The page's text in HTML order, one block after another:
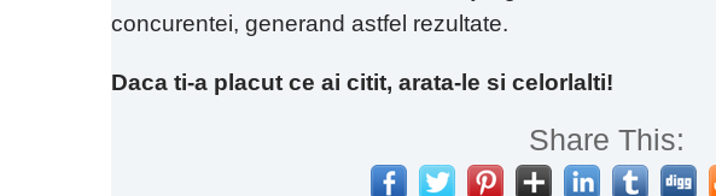
concurentei, generand astfel rezultate.
Daca ti-a placut ce ai citit, arata-le si celorlalti!
Share This: